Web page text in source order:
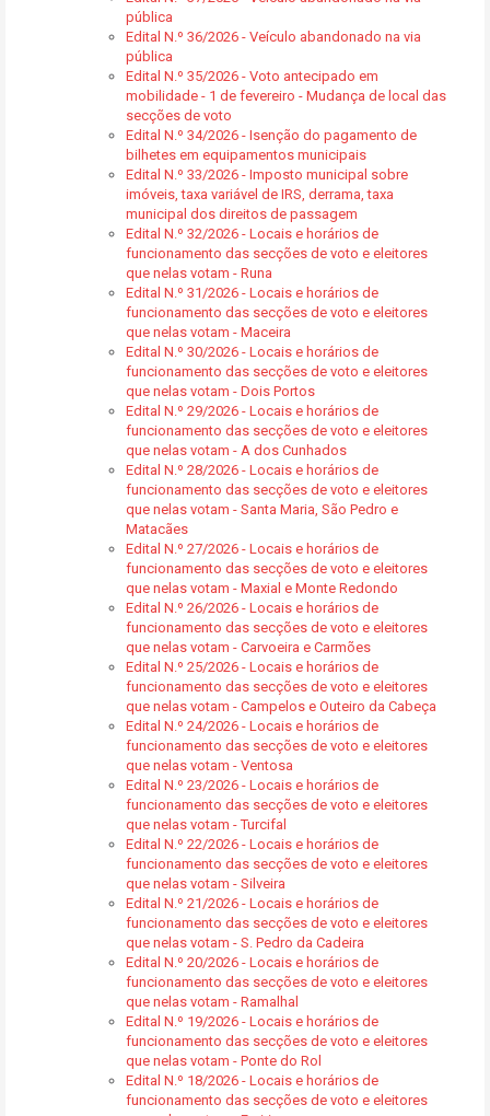
pública
Edital N.º 36/2026 - Veículo abandonado na via
pública
Edital N.º 35/2026 - Voto antecipado em
mobilidade - 1 de fevereiro - Mudança de local das
secções de voto
Edital N.º 34/2026 - Isenção do pagamento de
bilhetes em equipamentos municipais
Edital N.º 33/2026 - Imposto municipal sobre
imóveis, taxa variável de IRS, derrama, taxa
municipal dos direitos de passagem
Edital N.º 32/2026 - Locais e horários de
funcionamento das secções de voto e eleitores
que nelas votam - Runa
Edital N.º 31/2026 - Locais e horários de
funcionamento das secções de voto e eleitores
que nelas votam - Maceira
Edital N.º 30/2026 - Locais e horários de
funcionamento das secções de voto e eleitores
que nelas votam - Dois Portos
Edital N.º 29/2026 - Locais e horários de
funcionamento das secções de voto e eleitores
que nelas votam - A dos Cunhados
Edital N.º 28/2026 - Locais e horários de
funcionamento das secções de voto e eleitores
que nelas votam - Santa Maria, São Pedro e
Matacães
Edital N.º 27/2026 - Locais e horários de
funcionamento das secções de voto e eleitores
que nelas votam - Maxial e Monte Redondo
Edital N.º 26/2026 - Locais e horários de
funcionamento das secções de voto e eleitores
que nelas votam - Carvoeira e Carmões
Edital N.º 25/2026 - Locais e horários de
funcionamento das secções de voto e eleitores
que nelas votam - Campelos e Outeiro da Cabeça
Edital N.º 24/2026 - Locais e horários de
funcionamento das secções de voto e eleitores
que nelas votam - Ventosa
Edital N.º 23/2026 - Locais e horários de
funcionamento das secções de voto e eleitores
que nelas votam - Turcifal
Edital N.º 22/2026 - Locais e horários de
funcionamento das secções de voto e eleitores
que nelas votam - Silveira
Edital N.º 21/2026 - Locais e horários de
funcionamento das secções de voto e eleitores
que nelas votam - S. Pedro da Cadeira
Edital N.º 20/2026 - Locais e horários de
funcionamento das secções de voto e eleitores
que nelas votam - Ramalhal
Edital N.º 19/2026 - Locais e horários de
funcionamento das secções de voto e eleitores
que nelas votam - Ponte do Rol
Edital N.º 18/2026 - Locais e horários de
funcionamento das secções de voto e eleitores